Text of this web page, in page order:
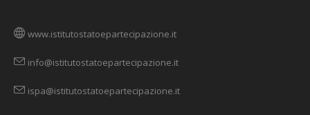
www.istitutostatoepartecipazione.it
info@istitutostatoepartecipazione.it
ispa@istitutostatoepartecipazione.it